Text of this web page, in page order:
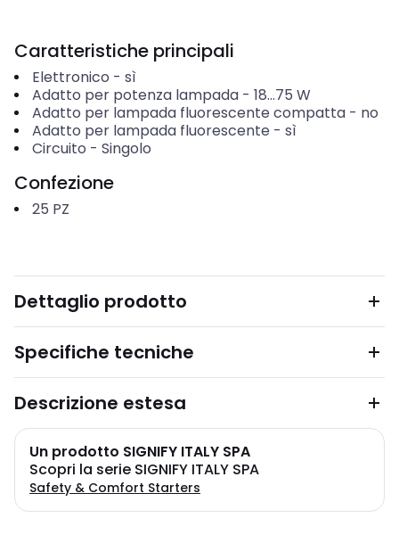
Caratteristiche principali
Elettronico - sì
Adatto per potenza lampada- 18...75 W
Adatto per lampada fluorescente compatta- no
Adatto per lampada fluorescente - sì
Circuito - Singolo
Confezione
25 PZ
Dettaglio prodotto
Specifiche tecniche
Descrizione estesa
Un prodotto SIGNIFY ITALY SPA
Scopri la serie SIGNIFY ITALY SPA
Safety & Comfort Starters